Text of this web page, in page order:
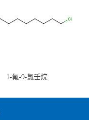
1-氟-9-氯壬烷